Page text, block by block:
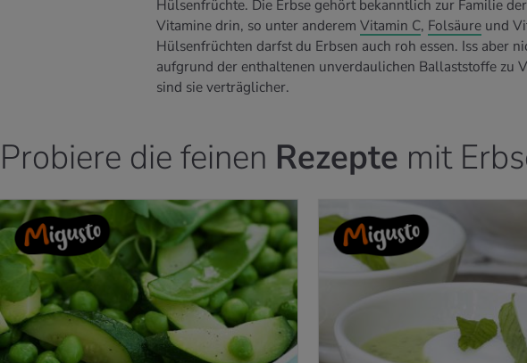
Hülsenfrüchte. Die Erbse gehört bekanntlich zur Familie
Vitamine drin, so unter anderem Vitamin C, Folsäureund
Hülsenfrüchten darfst du Erbsen auch roh essen. Iss aber
aufgrund der enthaltenen unverdaulichen Ballaststoffe zu
sind sie verträglicher.
Probiere die feinen Rezepte mit
REZEPT ZUM MIGUSTO-REZEPT